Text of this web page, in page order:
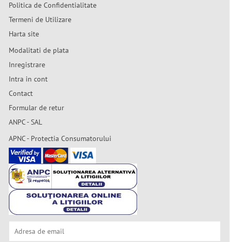
Politica de Confidentialitate
Termeni de Utilizare
Harta site
Modalitati de plata
Inregistrare
Intra in cont
Contact
Formular de retur
ANPC - SAL
APNC - Protectia Consumatorului